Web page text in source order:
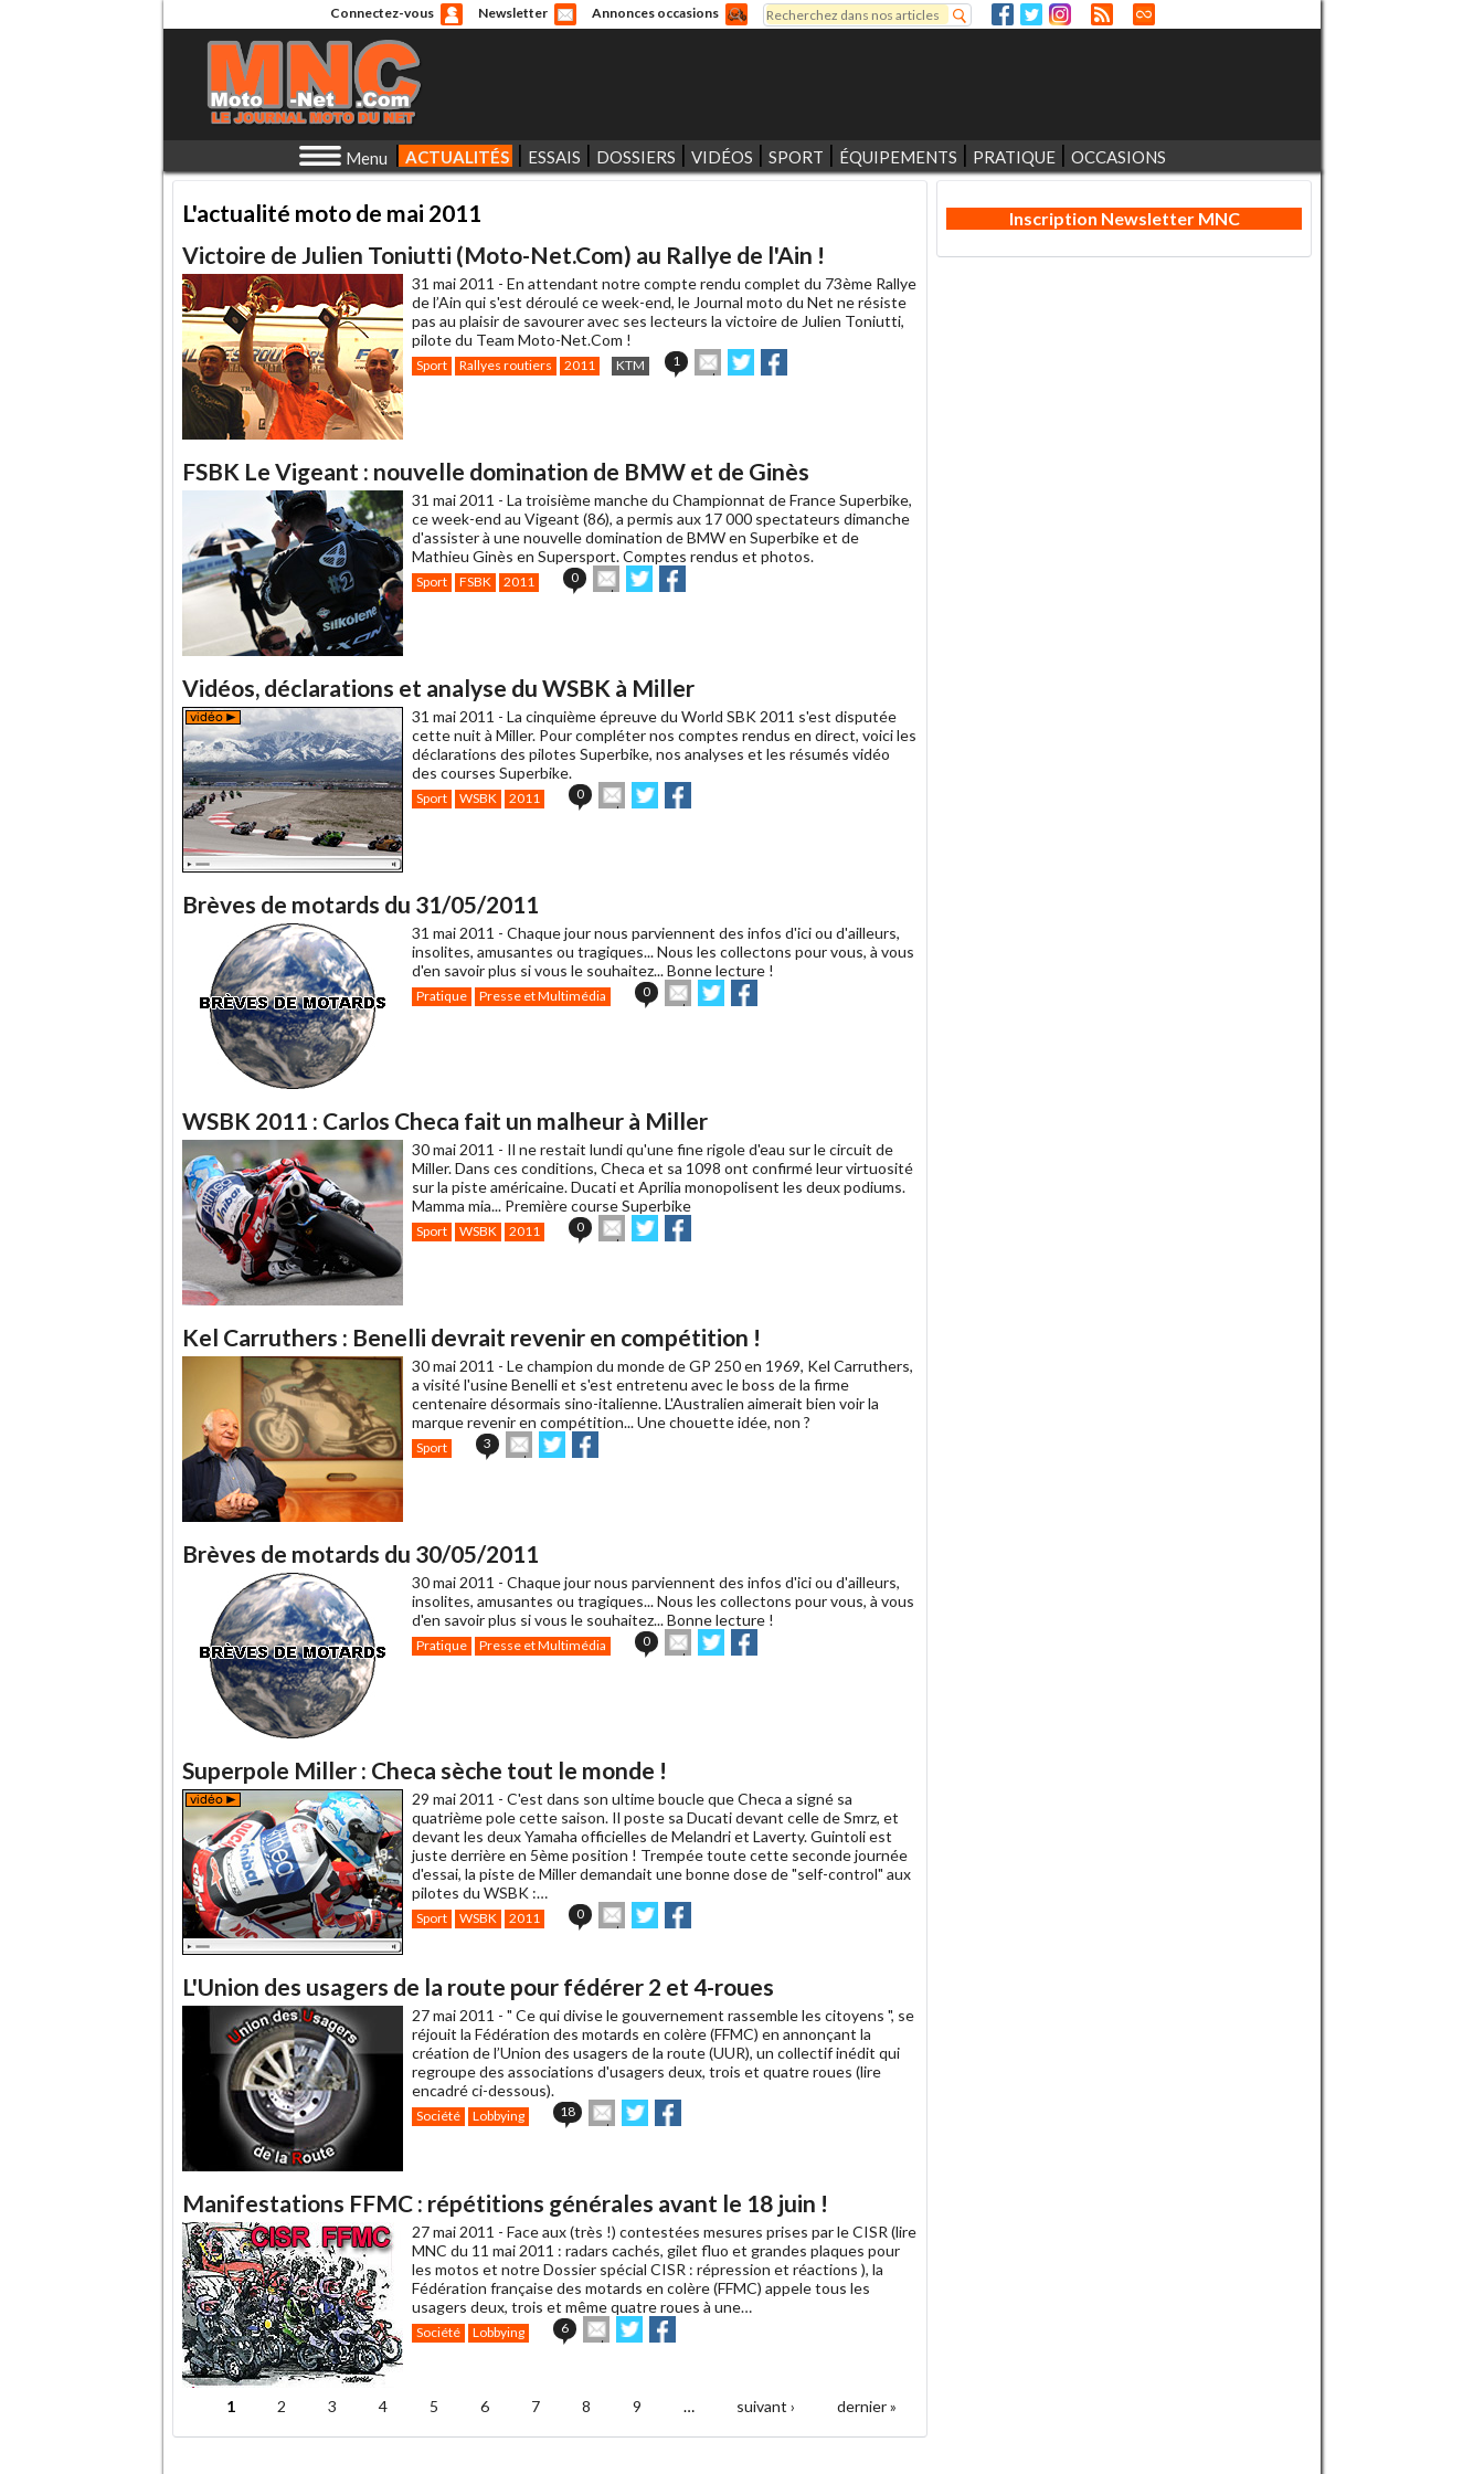
Connectez-vous Newsletter Annonces occasions
Formulaire de recherche
Rechercher
Menu ACTUALITÉS ESSAIS DOSSIERS VIDÉOS SPORT ÉQUIPEMENTS PRATIQUE OCCASIONS
L'actualité moto de mai 2011
Victoire de Julien Toniutti (Moto-Net.Com) au Rallye de l'Ain !
31 mai 2011 - En attendant notre compte rendu complet du 73ème Rallye
de l’Ain qui s'est déroulé ce week-end, le Journal moto du Net ne résiste
pas au plaisir de savourer avec ses lecteurs la victoire de Julien Toniutti,
pilote du Team Moto-Net.Com !
Sport Rallyes routiers 2011 KTM 1
Envoyer
cet
Partager
sur sur
FSBK Le Vigeant : nouvelle domination de BMW et de Ginès
31 mai 2011 - La troisième manche du Championnat de France Superbike,
ce week-end au Vigeant (86), a permis aux 17 000 spectateurs dimanche
d'assister à une nouvelle domination de BMW en Superbike et de
Mathieu Ginès en Supersport. Comptes rendus et photos.
Sport FSBK 2011 0
Envoyer
cet
Partager
sur sur
Vidéos, déclarations et analyse du WSBK à Miller
31 mai 2011 - La cinquième épreuve du World SBK 2011 s'est disputée
cette nuit à Miller. Pour compléter nos comptes rendus en direct, voici les
déclarations des pilotes Superbike, nos analyses et les résumés vidéo
des courses Superbike.
Sport WSBK 2011 0
Envoyer
cet
Partager
sur sur
Brèves de motards du 31/05/2011
31 mai 2011 - Chaque jour nous parviennent des infos d'ici ou d'ailleurs,
insolites, amusantes ou tragiques... Nous les collectons pour vous, à vous
d'en savoir plus si vous le souhaitez... Bonne lecture !
Pratique Presse et Multimédia 0
Envoyer
cet
Partager
sur sur
WSBK 2011 : Carlos Checa fait un malheur à Miller
30 mai 2011 - Il ne restait lundi qu'une fine rigole d'eau sur le circuit de
Miller. Dans ces conditions, Checa et sa 1098 ont confirmé leur virtuosité
sur la piste américaine. Ducati et Aprilia monopolisent les deux podiums.
Mamma mia... Première course Superbike
Sport WSBK 2011 0
Envoyer
cet
Partager
sur sur
Kel Carruthers : Benelli devrait revenir en compétition !
30 mai 2011 - Le champion du monde de GP 250 en 1969, Kel Carruthers,
a visité l'usine Benelli et s'est entretenu avec le boss de la firme
centenaire désormais sino-italienne. L'Australien aimerait bien voir la
marque revenir en compétition... Une chouette idée, non ?
Sport 3
Envoyer
cet
Partager
sur sur
Brèves de motards du 30/05/2011
30 mai 2011 - Chaque jour nous parviennent des infos d'ici ou d'ailleurs,
insolites, amusantes ou tragiques... Nous les collectons pour vous, à vous
d'en savoir plus si vous le souhaitez... Bonne lecture !
Pratique Presse et Multimédia 0
Envoyer
cet
Partager
sur sur
Superpole Miller : Checa sèche tout le monde !
29 mai 2011 - C'est dans son ultime boucle que Checa a signé sa
quatrième pole cette saison. Il poste sa Ducati devant celle de Smrz, et
devant les deux Yamaha officielles de Melandri et Laverty. Guintoli est
juste derrière en 5ème position ! Trempée toute cette seconde journée
d'essai, la piste de Miller demandait une bonne dose de "self-control" aux
pilotes du WSBK :…
Sport WSBK 2011 0
Envoyer
cet
un
Partager
sur sur
L'Union des usagers de la route pour fédérer 2 et 4-roues
27 mai 2011 - " Ce qui divise le gouvernement rassemble les citoyens ", se
réjouit la Fédération des motards en colère (FFMC) en annonçant la
création de l’Union des usagers de la route (UUR), un collectif inédit qui
regroupe des associations d'usagers deux, trois et quatre roues (lire
encadré ci-dessous).
Société Lobbying 18
Envoyer
cet
ami
Partager
sur sur
Manifestations FFMC : répétitions générales avant le 18 juin !
27 mai 2011 - Face aux (très !) contestées mesures prises par le CISR (lire
MNC du 11 mai 2011 : radars cachés, gilet fluo et grandes plaques pour
les motos et notre Dossier spécial CISR : répression et réactions ), la
Fédération française des motards en colère (FFMC) appele tous les
usagers deux, trois et même quatre roues à une…
Société Lobbying 6
Envoyer
cet
un
Partager
sur sur
Pages
1 2 3 4 5 6 7 8 9 … suivant › dernier »
Inscription Newsletter MNC